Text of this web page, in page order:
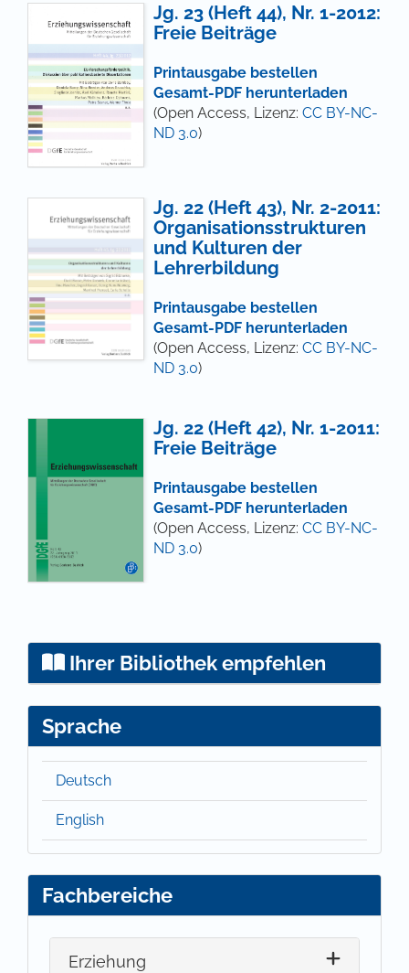
Jg. 23 (Heft 44), Nr. 1-2012:
Freie Beiträge
Printausgabe bestellen
Gesamt-PDF herunterladen
(Open Access, Lizenz: CC BY-NC-
ND 3.0)
Jg. 22 (Heft 43), Nr. 2-2011:
Organisationsstrukturen
und Kulturen der
Lehrerbildung
Printausgabe bestellen
Gesamt-PDF herunterladen
(Open Access, Lizenz: CC BY-NC-
ND 3.0)
Jg. 22 (Heft 42), Nr. 1-2011:
Freie Beiträge
Printausgabe bestellen
Gesamt-PDF herunterladen
(Open Access, Lizenz: CC BY-NC-
ND 3.0)
Ihrer Bibliothek empfehlen
Sprache
Deutsch
English
Fachbereiche
Erziehung